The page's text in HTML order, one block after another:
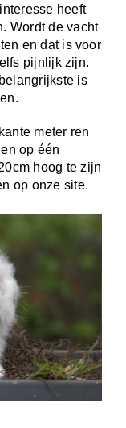
heeft
Wordt de vacht
en dat is voor
pijnlijk zijn.
is
meter ren
op één
hoog te zijn
op onze site.